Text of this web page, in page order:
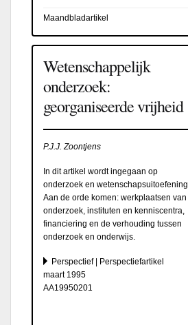
Maandbladartikel
Wetenschappelijk
onderzoek:
georganiseerde vrijheid
P.J.J. Zoontjens
In dit artikel wordt ingegaan op
onderzoek en wetenschapsuitoefening.
Aan de orde komen: werkplaatsen van
onderzoek, instituten en kenniscentra,
financiering en de verhouding tussen
onderzoek en onderwijs.
Perspectief | Perspectiefartikel
maart 1995
AA19950201